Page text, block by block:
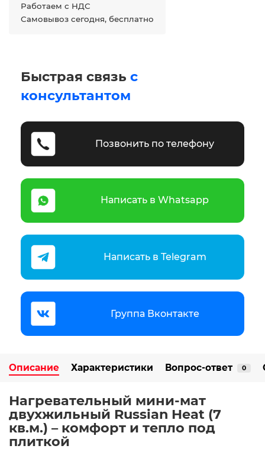
Работаем с НДС
Самовывоз сегодня, бесплатно
Быстрая связь с
консультантом
Позвонить по телефону
Написать в Whatsapp
Написать в Telegram
Группа Вконтакте
Описание Характеристики Вопрос-ответ 0
Нагревательный мини-мат
двухжильный Russian Heat (7
кв.м.) – комфорт и тепло под
плиткой